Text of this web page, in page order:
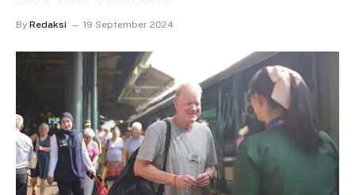
By Redaksi 19 September 2024